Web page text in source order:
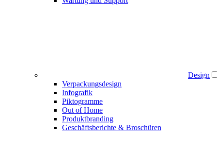
Design
Verpackungsdesign
Infografik
Piktogramme
Out of Home
Produktbranding
Geschäftsberichte & Broschüren